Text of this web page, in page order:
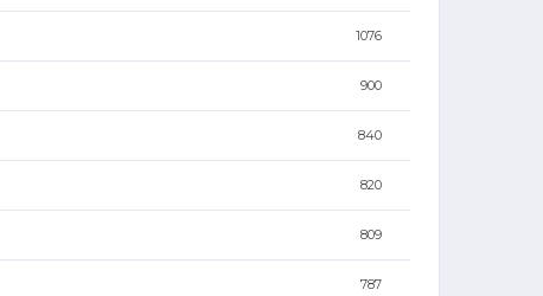
1076
900
840
820
809
787